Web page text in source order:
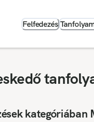
Felfedezés
kategóriában